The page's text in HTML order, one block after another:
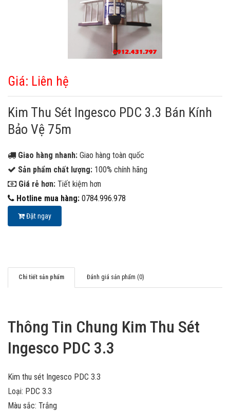
Giá: Liên hệ
Kim Thu Sét Ingesco PDC 3.3 Bán Kính
Bảo Vệ 75m
Giao hàng nhanh: Giao hàng toàn quốc
Sản phẩm chất lượng: 100% chính hãng
Giá rẻ hơn: Tiết kiệm hơn
Hotline mua hàng: 0784.996.978
Đặt ngay
Chi tiết sản phẩm Đánh giá sản phẩm (0)
Thông Tin Chung Kim Thu Sét
Ingesco PDC 3.3
Kim thu sét Ingesco PDC 3.3
Loại: PDC 3.3
Màu sắc: Trắng